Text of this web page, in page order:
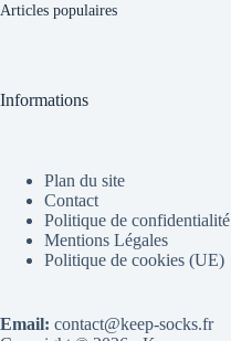
Articles populaires
Informations
Plan du site
Contact
Politique de confidentialité
Mentions Légales
Politique de cookies (UE)
Email: contact@keep-socks.fr